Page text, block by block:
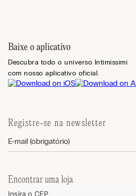
Baixe o aplicativo
Descubra todo o universo Intimissimi
com nosso aplicativo oficial.
Registre-se na newsletter
Encontrar uma loja